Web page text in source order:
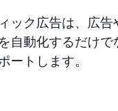
ック広告は、広
自動化するだけ
ートします。